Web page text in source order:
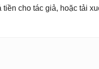
cho tác giả, hoặc tải